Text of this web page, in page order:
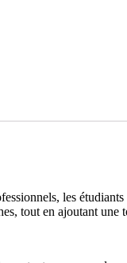
les
tout en ajoutant une